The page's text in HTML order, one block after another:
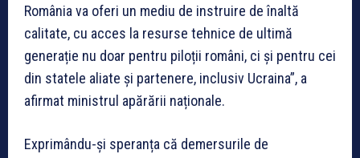
România va oferi un mediu de instruire de înaltă
calitate, cu acces la resurse tehnice de ultimă
generație nu doar pentru piloții români, ci și pentru cei
din statele aliate și partenere, inclusiv Ucraina”, a
afirmat ministrul apărării naționale.
Exprimându-și speranța că demersurile de